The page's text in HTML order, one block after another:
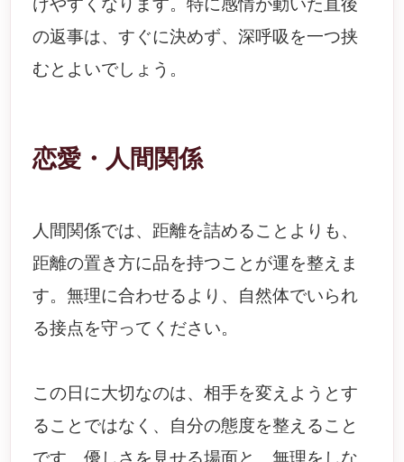
けやすくなります。特に感情が動いた直後
の返事は、すぐに決めず、深呼吸を一つ挟
むとよいでしょう。
恋愛・人間関係
人間関係では、距離を詰めることよりも、
距離の置き方に品を持つことが運を整えま
す。無理に合わせるより、自然体でいられ
る接点を守ってください。
この日に大切なのは、相手を変えようとす
ることではなく、自分の態度を整えること
です。優しさを見せる場面と、無理をしな